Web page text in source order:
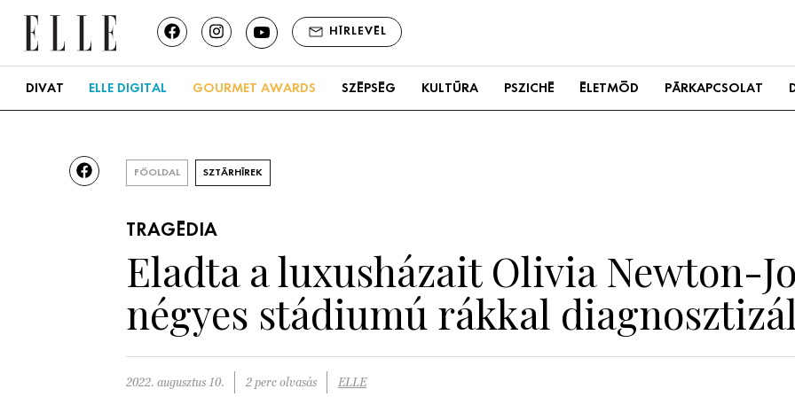
HÍRLEVÉL
DIVAT ELLE DIGITAL GOURMET AWARDS SZÉPSÉG KULTÚRA PSZICHÉ ÉLETMÓD PÁRKAPCSOLAT
FŐOLDAL SZTÁRHÍREK
TRAGÉDIA
Eladta a luxusházait Olivia Newton-
négyes stádiumú rákkal
2022. augusztus 10. 2 perc olvasás ELLE